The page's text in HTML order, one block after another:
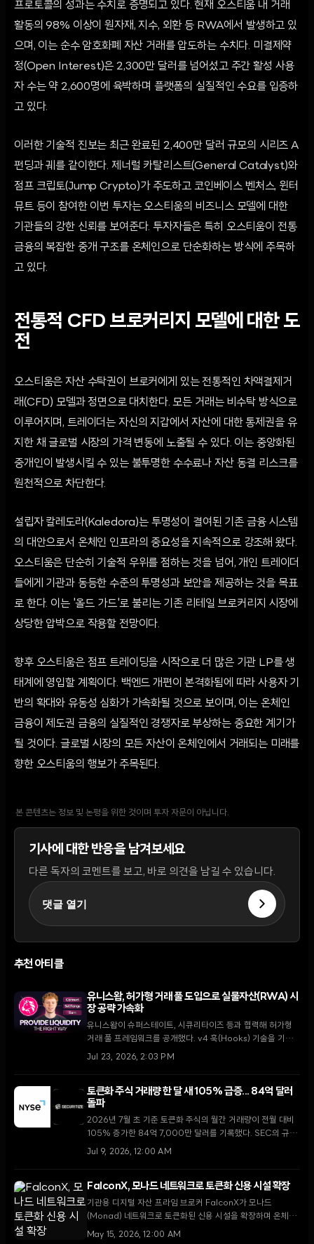
프로토콜의 성과는 수치로 증명되고 있다. 현재 오스티움 내 거래
활동의 98% 이상이 원자재, 지수, 외환 등 RWA에서 발생하고 있
으며, 이는 순수 암호화폐 자산 거래를 압도하는 수치다. 미결제약
정(Open Interest)은 2,300만 달러를 넘어섰고 주간 활성 사용
자 수는 약 2,600명에 육박하며 플랫폼의 실질적인 수요를 입증하
고 있다.
이러한 기술적 진보는 최근 완료된 2,400만 달러 규모의 시리즈 A
펀딩과 궤를 같이한다. 제너럴 카탈리스트(General Catalyst)와
점프 크립토(Jump Crypto)가 주도하고 코인베이스 벤처스, 윈터
뮤트 등이 참여한 이번 투자는 오스티움의 비즈니스 모델에 대한
기관들의 강한 신뢰를 보여준다. 투자자들은 특히 오스티움이 전통
금융의 복잡한 중개 구조를 온체인으로 단순화하는 방식에 주목하
고 있다.
전통적 CFD 브로커리지 모델에 대한 도
전
오스티움은 자산 수탁권이 브로커에게 있는 전통적인 차액결제거
래(CFD) 모델과 정면으로 대치한다. 모든 거래는 비수탁 방식으로
이루어지며, 트레이더는 자신의 지갑에서 자산에 대한 통제권을 유
지한 채 글로벌 시장의 가격 변동에 노출될 수 있다. 이는 중앙화된
중개인이 발생시킬 수 있는 불투명한 수수료나 자산 동결 리스크를
원천적으로 차단한다.
설립자 칼레도라(Kaledora)는 투명성이 결여된 기존 금융 시스템
의 대안으로서 온체인 인프라의 중요성을 지속적으로 강조해 왔다.
오스티움은 단순히 기술적 우위를 점하는 것을 넘어, 개인 트레이더
들에게 기관과 동등한 수준의 투명성과 보안을 제공하는 것을 목표
로 한다. 이는 '올드 가드'로 불리는 기존 리테일 브로커리지 시장에
상당한 압박으로 작용할 전망이다.
향후 오스티움은 점프 트레이딩을 시작으로 더 많은 기관 LP를 생
태계에 영입할 계획이다. 백엔드 개편이 본격화됨에 따라 사용자 기
반의 확대와 유동성 심화가 가속화될 것으로 보이며, 이는 온체인
금융이 제도권 금융의 실질적인 경쟁자로 부상하는 중요한 계기가
될 것이다. 글로벌 시장의 모든 자산이 온체인에서 거래되는 미래를
향한 오스티움의 행보가 주목된다.
본 콘텐츠는 정보 및 논평을 위한 것이며 투자 자문이 아닙니다.
기사에 대한 반응을 남겨보세요
다른 독자의 코멘트를 보고, 바로 의견을 남길 수 있습니다.
댓글 열기
추천 아티클
유니스왑, 허가형 거래 풀 도입으로 실물자산(RWA) 시
장 공략 가속화
유니스왑이 슈퍼스테이트, 시큐리타이즈 등과 협력해 허가형
거래 풀 프레임워크를 공개했다. v4 훅(Hooks) 기술을 기반
으로 블랙록의 BUIDL 펀드 등 제도권 자산에 유동성을 공급하
Jul 23, 2026, 2:03 PM
토큰화 주식 거래량 한 달 새 105% 급증... 84억 달러
돌파
2026년 7월 초 기준 토큰화 주식의 월간 거래량이 전월 대비
105% 증가한 84억 7,000만 달러를 기록했다. SEC의 규제
명확화와 주요 거래소의 인프라 구축이 맞물리며 실물자산
Jul 9, 2026, 12:00 AM
FalconX, 모나드 네트워크로 토큰화 신용 시설 확장
기관용 디지털 자산 프라임 브로커 FalconX가 모나드
(Monad) 네트워크로 토큰화된 신용 시설을 확장하며 온체인
금융 생태계 강화에 나섰다.
May 15, 2026, 12:00 AM